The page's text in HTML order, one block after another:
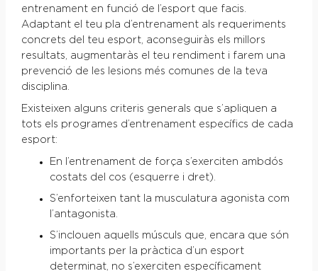
entrenament en funció de l’esport que facis.
Adaptant el teu pla d’entrenament als requeriments
concrets del teu esport, aconseguiràs els millors
resultats, augmentaràs el teu rendiment i farem una
prevenció de les lesions més comunes de la teva
disciplina.
Existeixen alguns criteris generals que s’apliquen a
tots els programes d’entrenament específics de cada
esport:
En l’entrenament de força s’exerciten ambdós
costats del cos (esquerre i dret).
S’enforteixen tant la musculatura agonista com
l’antagonista.
S’inclouen aquells músculs que, encara que són
importants per la pràctica d’un esport
determinat, no s’exerciten específicament